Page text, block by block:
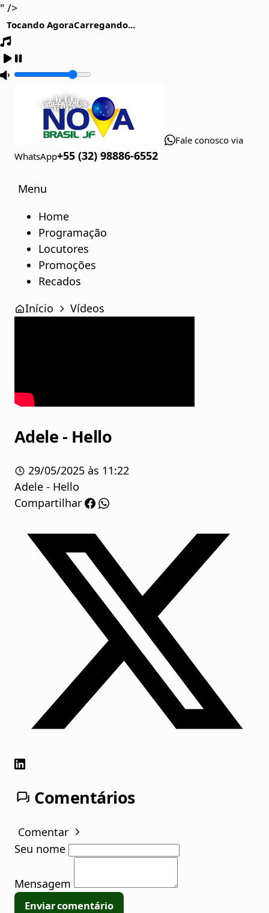
" />
Tocando AgoraCarregando...
Fale conosco via
WhatsApp+55 (32) 98886-6552
Menu
Home
Programação
Locutores
Promoções
Recados
Início
Vídeos
Adele - Hello
29/05/2025 às 11:22
Adele - Hello
Compartilhar
Comentários
Comentar
Seu nome
Mensagem
Enviar comentário